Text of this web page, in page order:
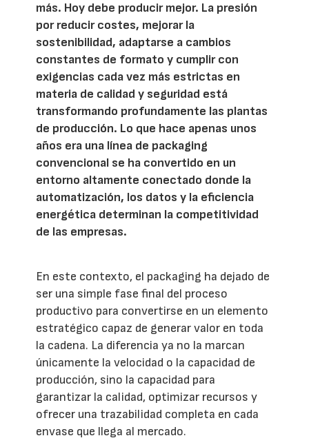
más. Hoy debe producir mejor. La presión
por reducir costes, mejorar la
sostenibilidad, adaptarse a cambios
constantes de formato y cumplir con
exigencias cada vez más estrictas en
materia de calidad y seguridad está
transformando profundamente las plantas
de producción. Lo que hace apenas unos
años era una línea de packaging
convencional se ha convertido en un
entorno altamente conectado donde la
automatización, los datos y la eficiencia
energética determinan la competitividad
de las empresas.
En este contexto, el packaging ha dejado de
ser una simple fase final del proceso
productivo para convertirse en un elemento
estratégico capaz de generar valor en toda
la cadena. La diferencia ya no la marcan
únicamente la velocidad o la capacidad de
producción, sino la capacidad para
garantizar la calidad, optimizar recursos y
ofrecer una trazabilidad completa en cada
envase que llega al mercado.